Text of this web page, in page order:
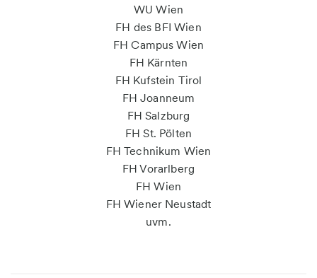
WU Wien
FH des BFI Wien
FH Campus Wien
FH Kärnten
FH Kufstein Tirol
FH Joanneum
FH Salzburg
FH St. Pölten
FH Technikum Wien
FH Vorarlberg
FH Wien
FH Wiener Neustadt
uvm.